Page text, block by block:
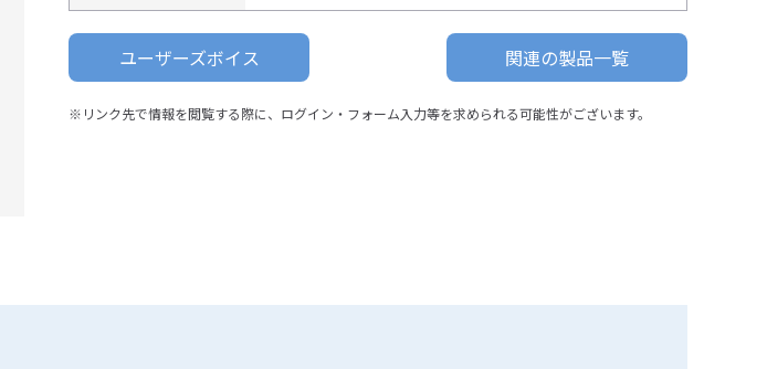
ユーザーズボイス 関連の製品一覧
※リンク先で情報を閲覧する際に、ログイン・フォーム入力等を求められる可能性がございます。